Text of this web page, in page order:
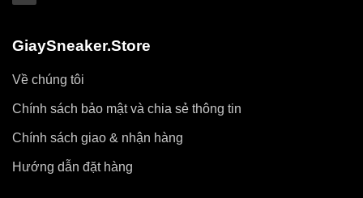
GiaySneaker.Store
Về chúng tôi
Chính sách bảo mật và chia sẻ thông tin
Chính sách giao & nhận hàng
Hướng dẫn đặt hàng